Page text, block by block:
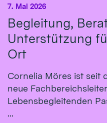
Begleitung,
Unterstützung
Ort
7. Mai 2026
Cornelia Möres ist seit
neue
Lebensbegleitenden
...